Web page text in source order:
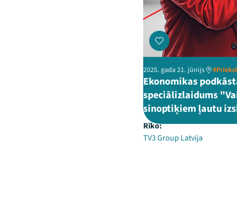
2025. gada 21. jūnijs
Ekonomikas
speciālizlaidums
sinoptiķiem ļautu
Rīko:
TV3 Group Latvija